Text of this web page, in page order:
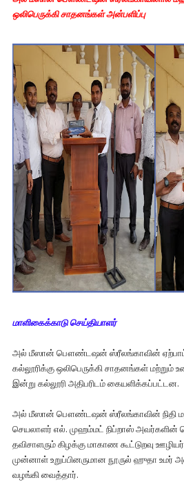
ஒலிபெருக்கி சாதனங்கள் அன்பளிப்பு
மாளிகைக்காடு செய்தியாளர்
அல் மீஸான் பௌண்டஷன் ஸ்ரீலங்காவின்
கல்லூரிக்கு ஒலிபெருக்கி சாதனங்கள் மற்றும்
இன்று கல்லூரி அதிபரிடம் கையளிக்கப்பட்டன.
அல் மீஸான் பௌண்டஷன் ஸ்ரீலங்காவின் நிதி
செயலாளர் எல். முஹம்மட் நிப்றாஸ் அவர்களின்
தவிசாளரும் கிழக்கு மாகாண கூட்டுறவு
முன்னாள் உறுப்பினருமான நூருல் ஹுதா
வழங்கி வைத்தார்.